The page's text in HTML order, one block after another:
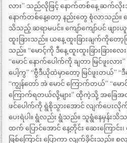
လား” သည်လိုဖြင့် နောက်တစ်နေ့ ဆက်လိုး
နောက်တစ်နေ့တော့ နည်းတွေ စုံလာသည်။ တ
သိသည့် ဆရာမပင်။ ကျော်ကျော်ပင် ဖျ
ထူးခြားသည်။ ယနေ့ ထူးခြားချက်ကိုတော့ဖ
သည်။ “မောင့်ကို ဒီနေ့ ထူးထူးခြားခြားလ
“မောင် နောက်ပေါက်ကို ချတာ မြင်ဖူးလား
ပေါ့ကွ” “ဗွီဒီယိုထဲမှာတော့ မြင်ဖူးတယ်” “ဒီ
“ကျွန်တော် အဲ မောင် ကြောက်တယ်” “မ
ကြောက်ရတယ်လို့များ” ထိုကဲ့သို့ အခြေအတင်
ဖင်ပေါက်ကို ရွဲစိုသွားအောင် လျက်ပေ
ပေးရဲပါ။ ရွံလည်း ရွံသည်။ သူရွံနေမှန်းသိ
ထက် ပြောင်အောင် နေ့တိုင်း ဆေးကြော
ဖြစ်ကြောင်း ပြောကာ လျက်ခိုင်းသည်။ စ